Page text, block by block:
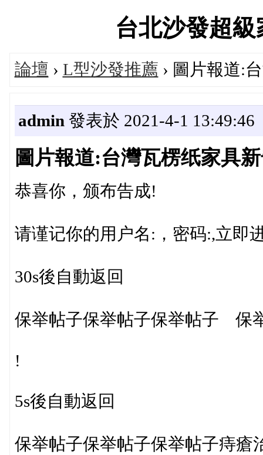
台北沙發超
論壇 › L型沙發推薦 › 圖片報道:
admin 發表於 2021-4-1 13:49:46
圖片報道:台灣瓦楞纸家具
恭喜你，颁布告成!
请谨记你的用户名:，密码:,立即
30s後自動返回
保举帖子保举帖子保举帖子 保
!
5s後自動返回
保举帖子保举帖子保举帖子痔瘡